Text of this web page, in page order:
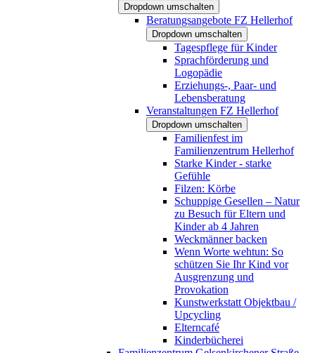
Dropdown umschalten
Beratungsangebote FZ Hellerhof
Dropdown umschalten
Tagespflege für Kinder
Sprachförderung und
Logopädie
Erziehungs-, Paar- und
Lebensberatung
Veranstaltungen FZ Hellerhof
Dropdown umschalten
Familienfest im
Familienzentrum Hellerhof
Starke Kinder - starke
Gefühle
Filzen: Körbe
Schuppige Gesellen – Natur
zu Besuch für Eltern und
Kinder ab 4 Jahren
Weckmänner backen
Wenn Worte wehtun: So
schützen Sie Ihr Kind vor
Ausgrenzung und
Provokation
Kunstwerkstatt Objektbau /
Upcycling
Elterncafé
Kinderbücherei